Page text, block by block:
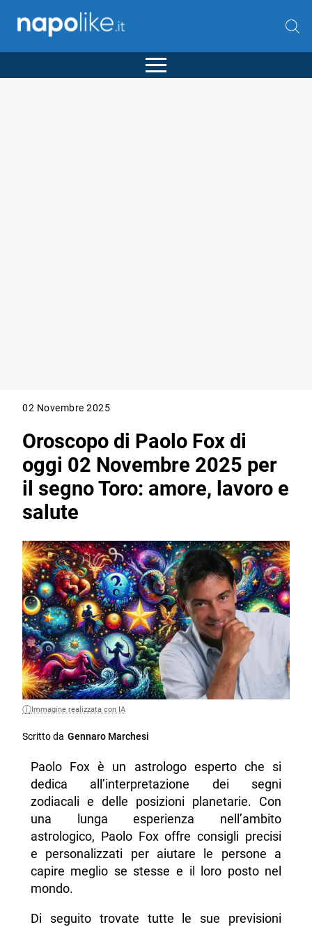
02 Novembre 2025
Oroscopo di Paolo Fox di
oggi 02 Novembre 2025 per
il segno Toro: amore, lavoro e
salute
Immagine realizzata con IA
Scritto da Gennaro Marchesi
Paolo Fox è un astrologo esperto che si
dedica all’interpretazione dei segni
zodiacali e delle posizioni planetarie. Con
una lunga esperienza nell’ambito
astrologico, Paolo Fox offre consigli precisi
e personalizzati per aiutare le persone a
capire meglio se stesse e il loro posto nel
mondo.
Di seguito trovate tutte le sue previsioni